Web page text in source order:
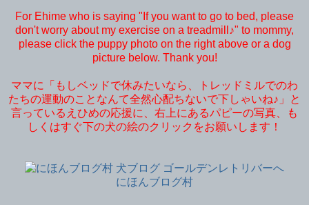
For Ehime who is saying "If you want to go to bed, please
don't worry about my exercise on a treadmill♪" to mommy,
please click the puppy photo on the right above or a dog
picture below. Thank you!
ママに「もしベッドで休みたいなら、トレッドミルでのわ
たちの運動のことなんて全然心配ちないで下しゃいね♪」と
言っているえひめの応援に、右上にあるパピーの写真、も
しくはすぐ下の犬の絵のクリックをお願いします！
にほんブログ村